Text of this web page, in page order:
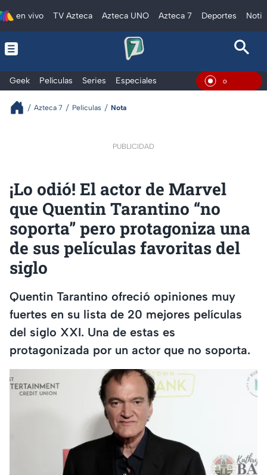
en vivo TV Azteca Azteca UNO Azteca 7 Deportes
Geek Películas Series Especiales En Vivo
Azteca 7 Películas Nota
PUBLICIDAD
¡Lo odió! El actor de Marvel
que Quentin Tarantino “no
soporta” pero protagoniza una
de sus películas favoritas del
siglo
Quentin Tarantino ofreció opiniones muy
fuertes en su lista de 20 mejores películas
del siglo XXI. Una de estas es
protagonizada por un actor que no soporta.